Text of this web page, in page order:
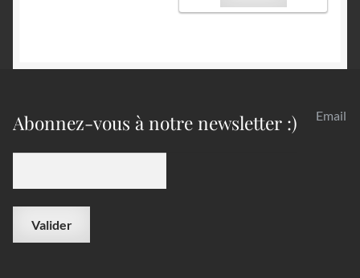
Abonnez-vous à notre newsletter :) Email